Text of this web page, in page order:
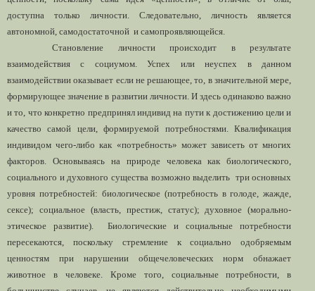
доступна только личности. Следовательно, личность является
автономной, самодостаточной и самопроявляющейся.
Становление личности происходит в результате
взаимодействия с социумом. Успех или неуспех в данном
взаимодействии оказывает если не решающее, то, в значительной мере,
формирующее значение в развитии личности. И здесь одинаково важно
и то, что конкретно предпринял индивид на пути к достижению цели и
качество самой цели, формируемой потребностями. Квалификация
индивидом чего-либо как «потребность» может зависеть от многих
факторов. Основываясь на природе человека как биологического,
социального и духовного существа возможно выделить три основных
уровня потребностей: биологическое (потребность в голоде, жажде,
сексе); социальное (власть, престиж, статус); духовное (морально-
этическое развитие). Биологические и социальные потребности
пересекаются, поскольку стремление к социально одобряемым
ценностям при нарушении общечеловеческих норм обнажает
животное в человеке. Кроме того, социальные потребности, в